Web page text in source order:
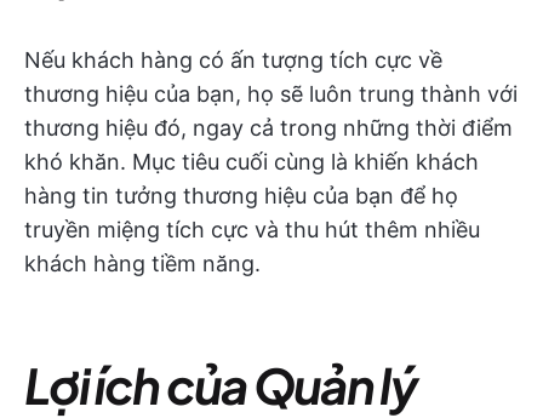
Nếu khách hàng có ấn tượng tích cực về
thương hiệu của bạn, họ sẽ luôn trung thành với
thương hiệu đó, ngay cả trong những thời điểm
khó khăn. Mục tiêu cuối cùng là khiến khách
hàng tin tưởng thương hiệu của bạn để họ
truyền miệng tích cực và thu hút thêm nhiều
khách hàng tiềm năng.
Lợi ích của Quản lý